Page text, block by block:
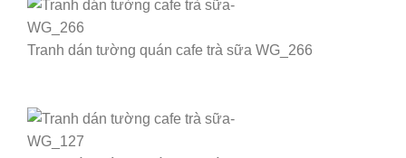
Tranh dán tường quán cafe trà sữa WG_266